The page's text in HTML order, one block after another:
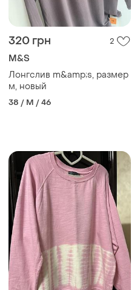
320 грн 2
M&S
Лонгслив m&amp;s, размер
м, новый
38 / M / 46